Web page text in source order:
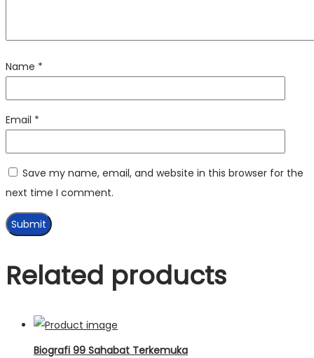
Name *
Email *
Save my name, email, and website in this browser for the
next time I comment.
Related products
Biografi 99 Sahabat Terkemuka